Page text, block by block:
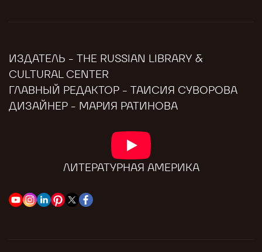
ИЗДАТЕЛЬ - THE RUSSIAN LIBRARY &
CULTURAL CENTER
ГЛАВНЫЙ РЕДАКТОР - ТАИСИЯ СУВОРОВА
ДИЗАЙНЕР - МАРИЯ РАТИНОВА
ЛИТЕРАТУРНАЯ АМЕРИКА